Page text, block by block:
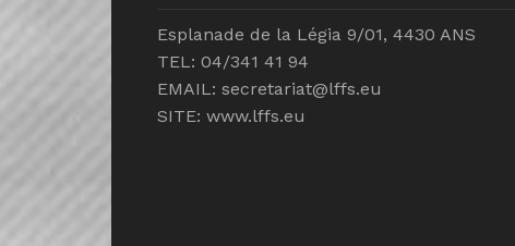
Esplanade de la Légia 9/01, 4430 ANS
TEL: 04/341 41 94
EMAIL: secretariat@lffs.eu
SITE: www.lffs.eu